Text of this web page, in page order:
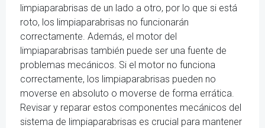
limpiaparabrisas de un lado a otro, por lo que si está
roto, los limpiaparabrisas no funcionarán
correctamente. Además, el motor del
limpiaparabrisas también puede ser una fuente de
problemas mecánicos. Si el motor no funciona
correctamente, los limpiaparabrisas pueden no
moverse en absoluto o moverse de forma errática.
Revisar y reparar estos componentes mecánicos del
sistema de limpiaparabrisas es crucial para mantener